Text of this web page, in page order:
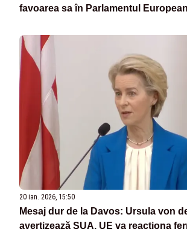
favoarea sa în Parlamentul European
20 ian. 2026, 15:50
Mesaj dur de la Davos: Ursula von
avertizează SUA. UE va reacționa